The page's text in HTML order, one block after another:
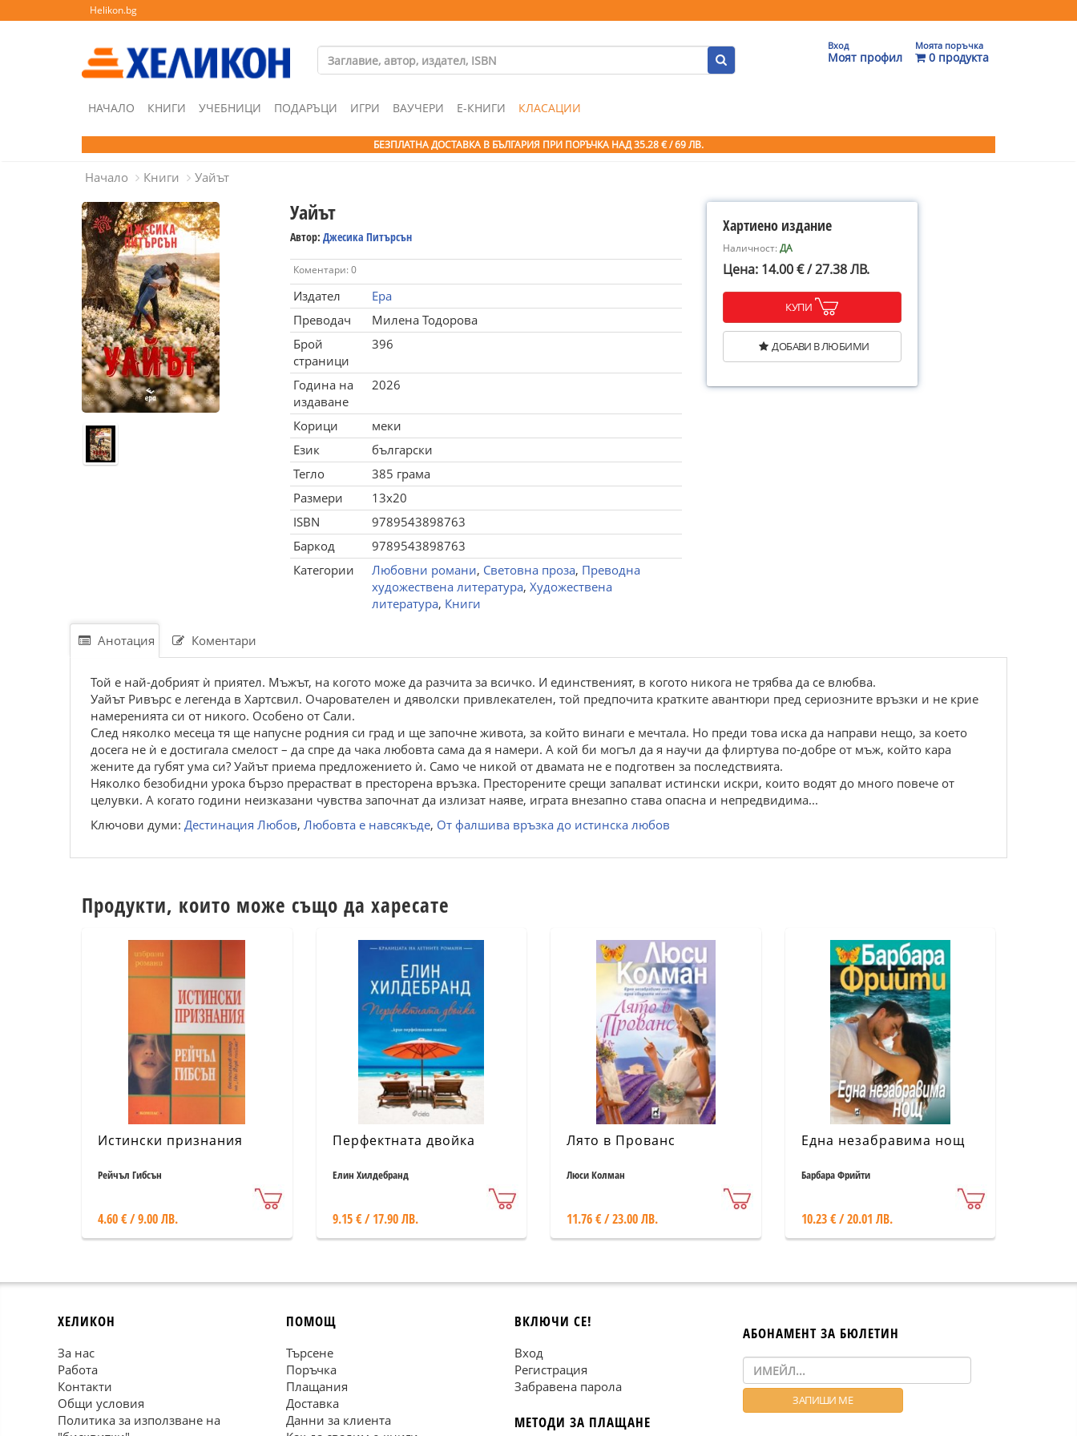
Helikon.bg
Вход
Моят профил
Моята поръчка
0 продукта
НАЧАЛО КНИГИ УЧЕБНИЦИ ПОДАРЪЦИ ИГРИ ВАУЧЕРИ Е-КНИГИ КЛАСАЦИИ
БЕЗПЛАТНА ДОСТАВКА В БЪЛГАРИЯ ПРИ ПОРЪЧКА НАД 35.28 € / 69 ЛВ.
Начало Книги Уайът
Уайът
Автор: Джесика Питърсън
Коментари: 0
Издател
Ера
Преводач
Милена Тодорова
Брой
страници
396
Година на
издаване
2026
Корици
меки
Език
български
Тегло
385 грама
Размери
13x20
ISBN
9789543898763
Баркод
9789543898763
Категории
Любовни романи, Световна проза, Преводна
художествена литература, Художествена
литература, Книги
Хартиено издание
Наличност:ДА
Цена: 14.00 € / 27.38 ЛВ.
КУПИ
ДОБАВИ В ЛЮБИМИ
Анотация Коментари
Той е най-добрият ѝ приятел. Мъжът, на когото може да разчита за всичко. И единственият, в когото никога не трябва да се влюбва.
Уайът Ривърс е легенда в Хартсвил. Очарователен и дяволски привлекателен, той предпочита кратките авантюри пред сериозните връзки и не крие
намеренията си от никого. Особено от Сали.
След няколко месеца тя ще напусне родния си град и ще започне живота, за който винаги е мечтала. Но преди това иска да направи нещо, за което
досега не ѝ е достигала смелост – да спре да чака любовта сама да я намери. А кой би могъл да я научи да флиртува по-добре от мъж, който кара
жените да губят ума си? Уайът приема предложението ѝ. Само че никой от двамата не е подготвен за последствията.
Няколко безобидни урока бързо прерастват в престорена връзка. Престорените срещи запалват истински искри, които водят до много повече от
целувки. А когато години неизказани чувства започнат да излизат наяве, играта внезапно става опасна и непредвидима...
Ключови думи: Дестинация Любов, Любовта е навсякъде, От фалшива връзка до истинска любов
Продукти, които може също да харесате
Истински признания
Рейчъл Гибсън
4.60 € / 9.00 ЛВ.
Перфектната двойка
Елин Хилдебранд
9.15 € / 17.90 ЛВ.
Лято в Прованс
Люси Колман
11.76 € / 23.00 ЛВ.
Една незабравима нощ
Барбара Фрийти
10.23 € / 20.01 ЛВ.
ХЕЛИКОН
За нас
Работа
Контакти
Общи условия
Политика за използване на
ПОМОЩ
Търсене
Поръчка
Плащания
Доставка
Данни за клиента
ВКЛЮЧИ СЕ!
Вход
Регистрация
Забравена парола
МЕТОДИ ЗА ПЛАЩАНЕ
АБОНАМЕНТ ЗА БЮЛЕТИН